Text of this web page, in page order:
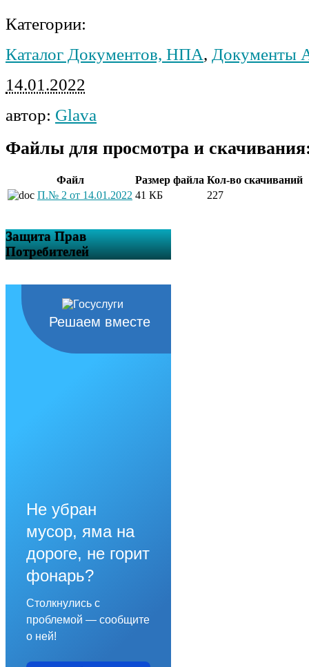
Категории:
Каталог Документов, НПА, Документы
14.01.2022
автор: Glava
Файлы для просмотра и
Файл Размер файла Кол-во скачиваний
П.№ 2 от 14.01.2022 41 КБ 227
Защита Прав
Потребителей
Решаем вместе
Не убран
мусор, яма на
дороге, не горит
фонарь?
Столкнулись с
проблемой — сообщите
о ней!